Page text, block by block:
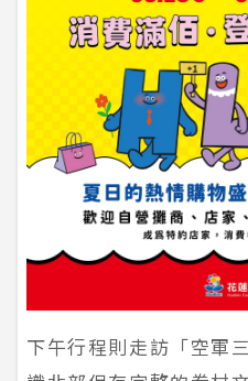
下午行程則走訪「空軍